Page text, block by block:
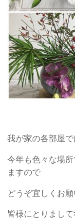
我が家の各部屋
今年も色々な場
ますので
どうぞ宜しくお願
皆様にとりまし